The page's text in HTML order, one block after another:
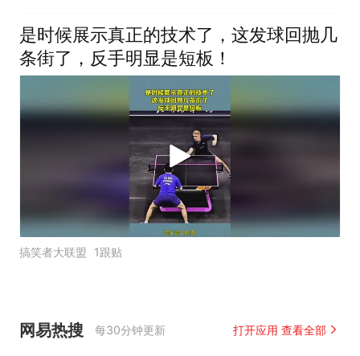
是时候展示真正的技术了，这发球回抛几
条街了，反手明显是短板！
搞笑者大联盟 1跟贴
网易热搜 每30分钟更新 打开应用 查看全部